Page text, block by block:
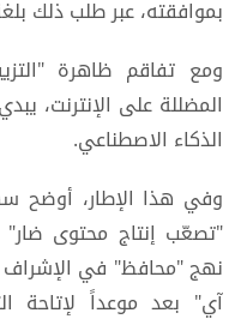
بموافقته، عبر طلب ذلك
ومع تفاقم ظاهرة
المضللة على الإنترنت،
الذكاء الاصطناعي.
وفي هذا الإطار، أوضح
"تصعّب إنتاج محتوى ضار"
نهج "محافظ" في الإشراف
آي" بعد موعداً لإتاحة